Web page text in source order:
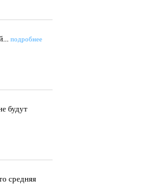
подробнее
будут
средняя